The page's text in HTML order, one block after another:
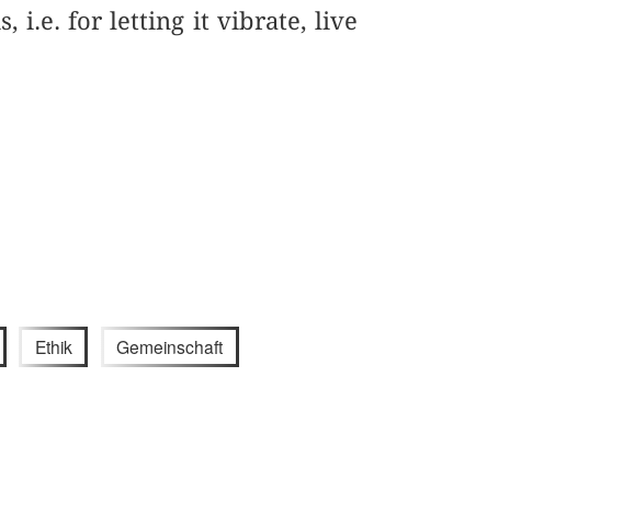
i.e. for letting it vibrate, live
Ethik Gemeinschaft